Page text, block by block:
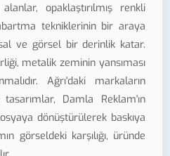
alanlar, opaklaştırılmış renkli
tekniklerinin bir araya
ve görsel bir derinlik katar.
metalik zeminin yansıması
Ağrı'daki markaların
Damla Reklam'ın
dönüştürülerek baskıya
görseldeki karşılığı, üründe